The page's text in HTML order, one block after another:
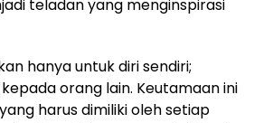
teladan yang menginspirasi
hanya untuk diri sendiri;
orang lain. Keutamaan ini
harus dimiliki oleh setiap